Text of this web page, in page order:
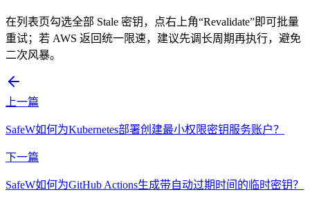
在列表页勾选全部 Stale 密钥，点右上角“Revalidate”即可批量
重试；若 AWS 返回统一限速，建议先调长周期再执行，避免
二次风暴。
上一篇
SafeW如何为Kubernetes部署创建最小权限密钥服务账户？
下一篇
SafeW如何为GitHub Actions生成带自动过期时间的临时密钥？